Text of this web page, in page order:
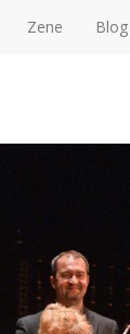
Zene Blog